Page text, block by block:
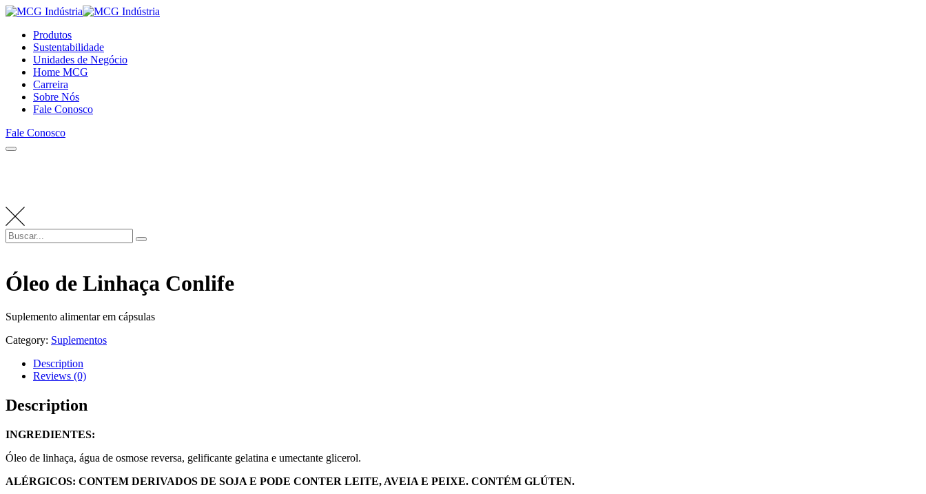
Skip
contentProdutos
Sustentabilidade
Unidades de Negócio
Home MCG
Carreira
Sobre Nós
Fale Conosco
Fale Conosco
Buscar
por:
Buscar
Óleo de Linhaça Conlife
Suplemento alimentar em cápsulas
Category: Suplementos
Description
Reviews (0)
Description
INGREDIENTES:
Óleo de linhaça, água de osmose reversa, gelificante gelatina e umectante glicerol.
ALÉRGICOS: CONTEM DERIVADOS DE SOJA E PODE CONTER LEITE, AVEIA E PEIXE. CONTÉM GLÚTEN.